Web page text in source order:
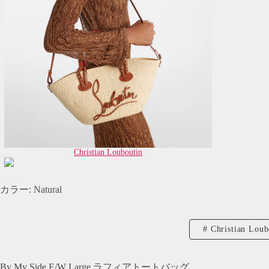
Christian Louboutin
カラー: Natural
Christian
By My Side E/W Large ラフィアトートバッグ